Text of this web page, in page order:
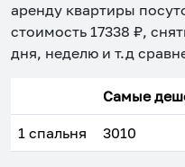
аренду квартиры
стоимость 17338 ₽,
дня, неделю и т.д
Самые
1 спальня 3010